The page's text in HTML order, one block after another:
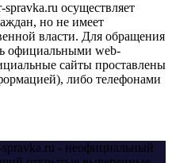
осуществляет
но не имеет
власти. Для обращения
официальными web-
сайты проставлены
либо телефонами
- неофициальный